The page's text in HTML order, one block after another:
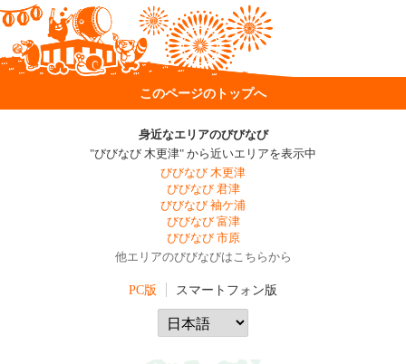
このページのトップへ
身近なエリアのびびなび
"びびなび 木更津" から近いエリアを表示中
びびなび 木更津
びびなび 君津
びびなび 袖ケ浦
びびなび 富津
びびなび 市原
他エリアのびびなびはこちらから
PC版 スマートフォン版